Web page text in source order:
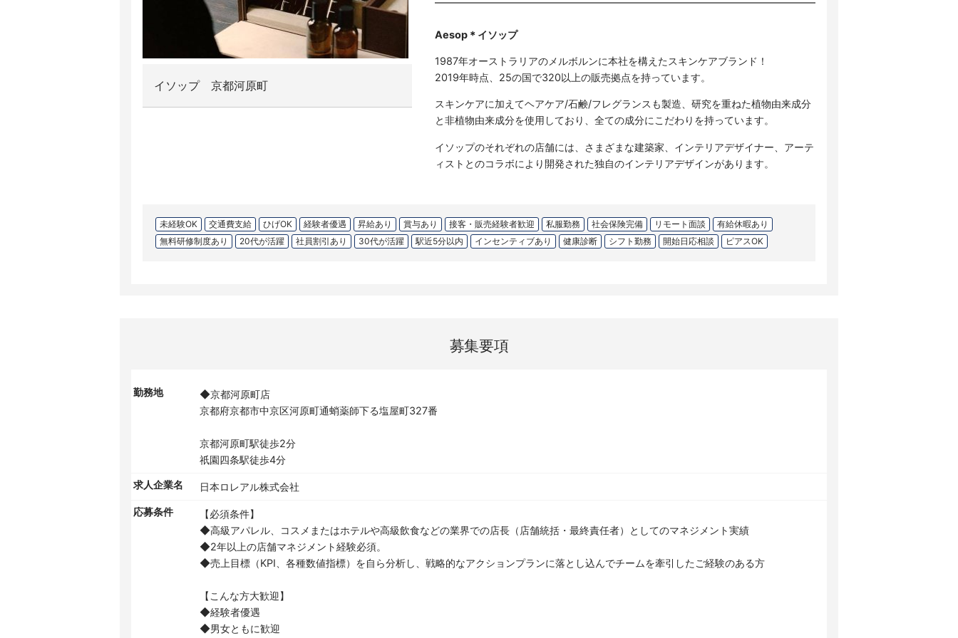
イソップ 京都河原町
Aesop＊イソップ
1987年オーストラリアのメルボルンに本社を構えたスキンケアブランド！
2019年時点、25の国で320以上の販売拠点を持っています。
スキンケアに加えてヘアケア/石鹸/フレグランスも製造、研究を重ねた植物由来成分
と非植物由来成分を使用しており、全ての成分にこだわりを持っています。
イソップのそれぞれの店舗には、さまざまな建築家、インテリアデザイナー、アーテ
ィストとのコラボにより開発された独自のインテリアデザインがあります。
未経験OK 交通費支給 ひげOK 経験者優遇 昇給あり 賞与あり 接客・販売経験者歓迎 私服勤務 社会保険完備 リモート面談
有給休暇あり
無料研修制度あり
20代が活躍 社員割引あり 30代が活躍 駅近5分以内 インセンティブあり 健康診断 シフト勤務 開始日応相談 ピアスOK
募集要項
勤務地
◆京都河原町店
京都府京都市中京区河原町通蛸薬師下る塩屋町327番
京都河原町駅徒歩2分
祇園四条駅徒歩4分
求人企業名 日本ロレアル株式会社
応募条件
【必須条件】
◆高級アパレル、コスメまたはホテルや高級飲食などの業界での店長（店舗統括・最終責任者）としてのマネジメント実績
◆2年以上の店舗マネジメント経験必須。
◆売上目標（KPI、各種数値指標）を自ら分析し、戦略的なアクションプランに落とし込んでチームを牽引したご経験のある方
【こんな方大歓迎】
◆経験者優遇
◆男女ともに歓迎